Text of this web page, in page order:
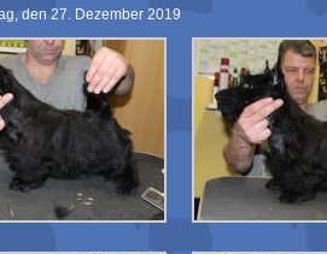
den 27. Dezember 2019